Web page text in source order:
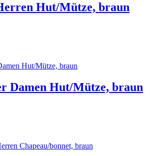
Hut/Mütze, braun
Damen Hut/Mütze, braun